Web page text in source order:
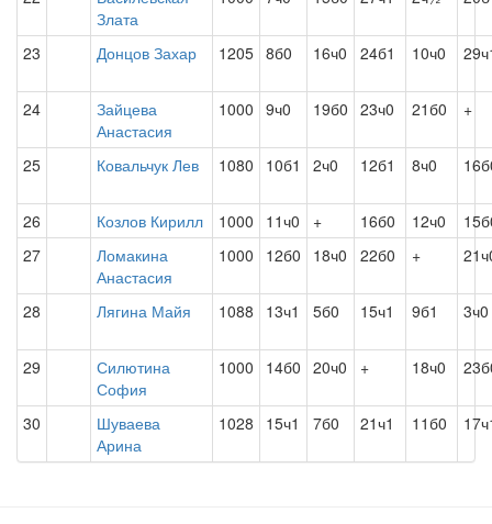
Злата
23 Донцов Захар 1205 8б0 16ч0 24б1 10ч0
24
Зайцева
Анастасия
1000 9ч0 19б0 23ч0 21б0 +
25 Ковальчук Лев 1080 10б1 2ч0 12б1 8ч0
26 Козлов Кирилл 1000 11ч0 + 16б0 12ч0
27
Ломакина
Анастасия
1000 12б0 18ч0 22б0 +
28 Лягина Майя 1088 13ч1 5б0 15ч1 9б1 3ч0
29
Силютина
София
1000 14б0 20ч0 + 18ч0
30
Шуваева
Арина
1028 15ч1 7б0 21ч1 11б0